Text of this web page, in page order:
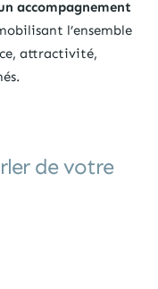
accompagnement
l’ensemble
attractivité,
de votre